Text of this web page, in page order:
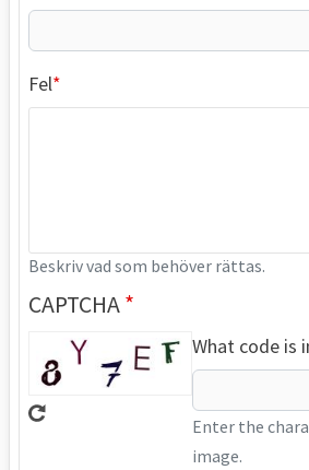
Fel
Beskriv vad som behöver rättas.
CAPTCHA
What code is
Enter the
image.